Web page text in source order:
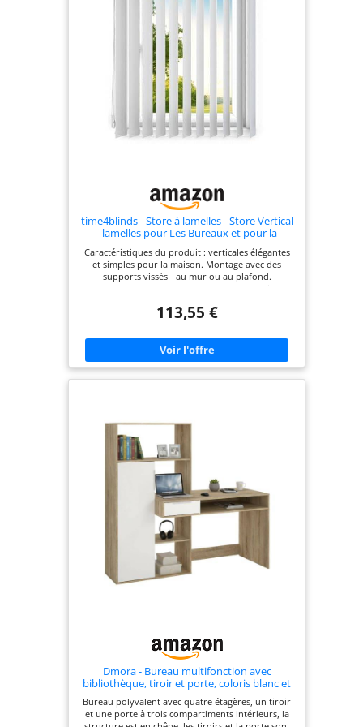
plafond et montage mural Si vous montez le
vertical sur un plafond en plaques de plâtre
suspendu, nous fournissons des supports de
montage spéciaux. Veuillez nous en informer dans
votre message.
time4blinds - Store à lamelles - Store Vertical
- lamelles pour Les Bureaux et pour la
Maison et l'appartement - 130x270 cm - Gris-
Beige
Caractéristiques du produit : verticales élégantes
et simples pour la maison. Montage avec des
supports vissés - au mur ou au plafond.
possible de tourner la gouttière avant le montage
Construction robuste. La couleur de la gouttière
et des pièces en plastique est disponible en blanc.
Système de cordon et de perles confortable,
même à séparer des postes de travail. Pour
chaque store vénitien commandé, 2 types de kits
de montage sont inclus dans le prix : Montage au
plafond et montage mural Si vous montez le
vertical sur un plafond en plaques de plâtre
suspendu, nous fournissons des supports de
montage spéciaux. Veuillez nous en informer dans
votre message.
113,55 €
Dmora - Bureau multifonction avec
bibliothèque, tiroir et porte, coloris blanc et
chêne, 162 x 155 x 60 cm
Bureau polyvalent avec quatre étagères, un tiroir
et une porte à trois compartiments intérieurs, la